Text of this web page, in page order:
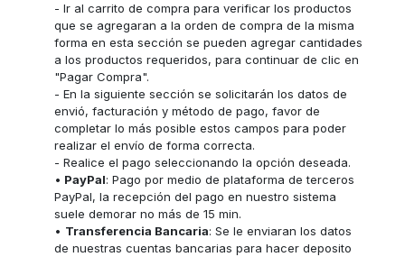
- Ir al carrito de compra para verificar los productos
que se agregaran a la orden de compra de la misma
forma en esta sección se pueden agregar cantidades
a los productos requeridos, para continuar de clic en
"Pagar Compra".
- En la siguiente sección se solicitarán los datos de
envió, facturación y método de pago, favor de
completar lo más posible estos campos para poder
realizar el envío de forma correcta.
- Realice el pago seleccionando la opción deseada.
• PayPal: Pago por medio de plataforma de terceros
PayPal, la recepción del pago en nuestro sistema
suele demorar no más de 15 min.
• Transferencia Bancaria: Se le enviaran los datos
de nuestras cuentas bancarias para hacer deposito